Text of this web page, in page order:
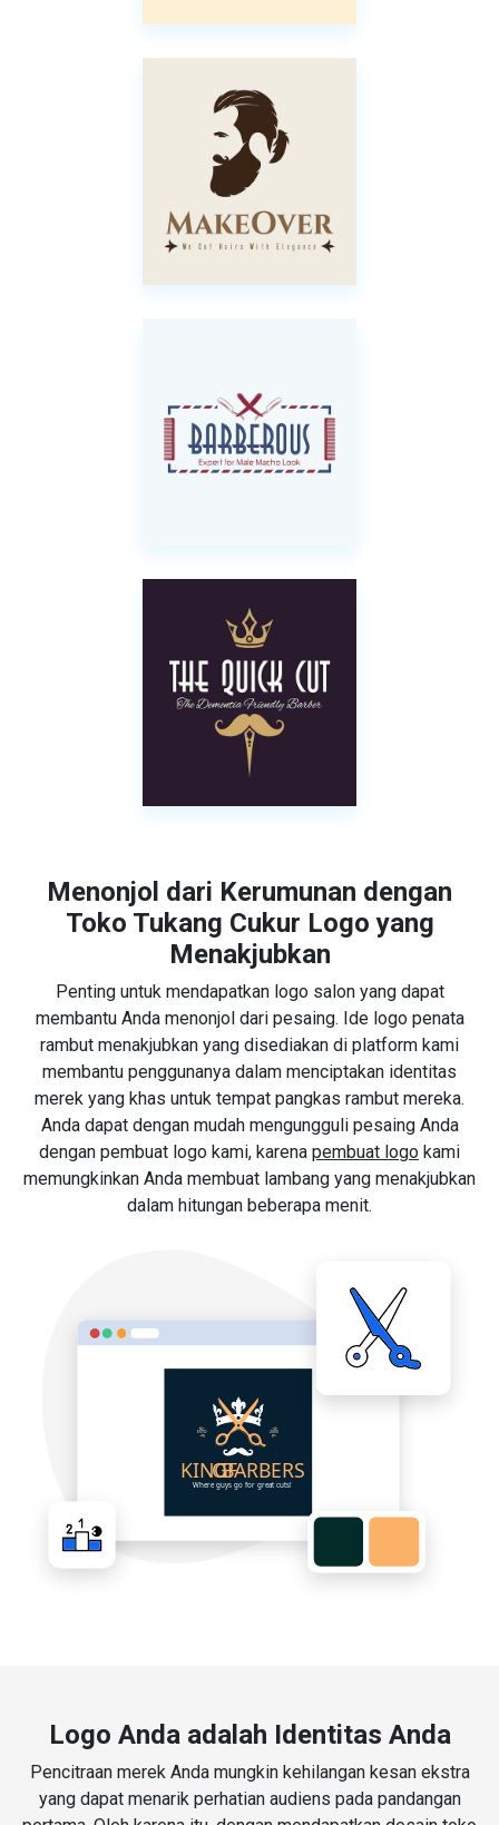
Menonjol dari Kerumunan dengan
Toko Tukang Cukur Logo yang
Menakjubkan
Penting untuk mendapatkan logo salon yang dapat
membantu Anda menonjol dari pesaing. Ide logo penata
rambut menakjubkan yang disediakan di platform kami
membantu penggunanya dalam menciptakan identitas
merek yang khas untuk tempat pangkas rambut mereka.
Anda dapat dengan mudah mengungguli pesaing Anda
dengan pembuat logo kami, karena pembuat logo kami
memungkinkan Anda membuat lambang yang menakjubkan
dalam hitungan beberapa menit.
Logo Anda adalah Identitas Anda
Pencitraan merek Anda mungkin kehilangan kesan ekstra
yang dapat menarik perhatian audiens pada pandangan